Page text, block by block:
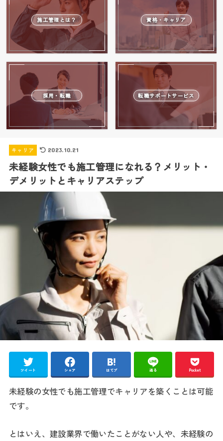
施工管理とは？ 資格・キャリア
採用・転職 転職サポートサービス
キャリア 2023.10.21
未経験女性でも施工管理になれる？メリット・
デメリットとキャリアステップ
ツイート シェア はてブ 送る Pocket
未経験の女性でも施工管理でキャリアを築くことは可能
です。
とはいえ、建設業界で働いたことがない人や、未経験の